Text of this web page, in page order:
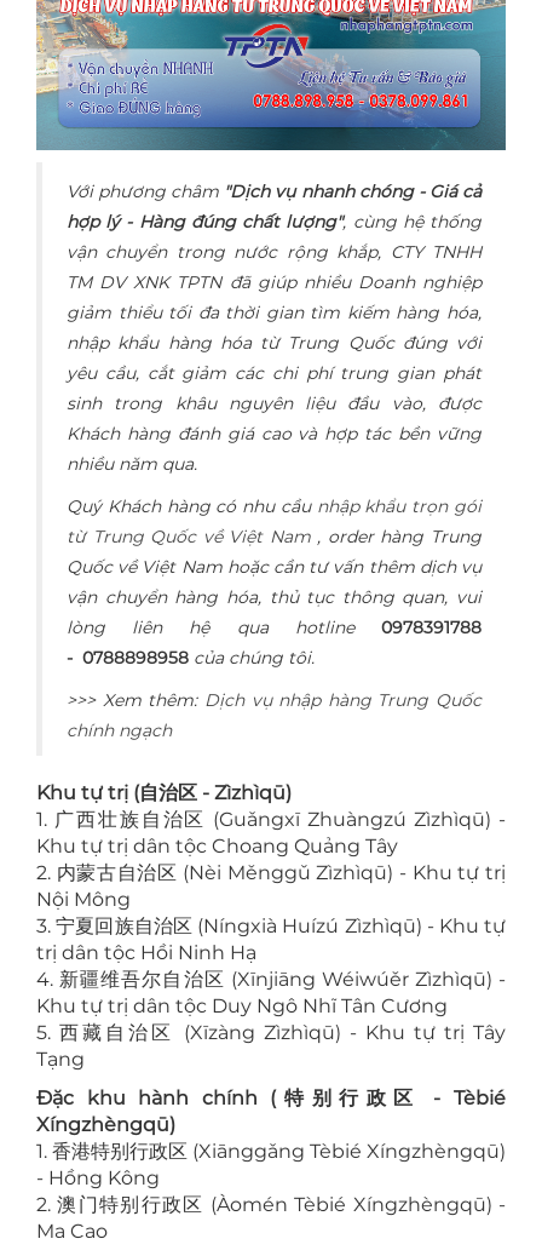
Với phương châm "Dịch vụ nhanh chóng - Giá cả
hợp lý - Hàng đúng chất lượng", cùng hệ thống
vận chuyển trong nước rộng khắp, CTY TNHH
TM DV XNK TPTN đã giúp nhiều Doanh nghiệp
giảm thiểu tối đa thời gian tìm kiếm hàng hóa,
nhập khẩu hàng hóa từ Trung Quốc đúng với
yêu cầu, cắt giảm các chi phí trung gian phát
sinh trong khâu nguyên liệu đầu vào, được
Khách hàng đánh giá cao và hợp tác bền vững
nhiều năm qua.
Quý Khách hàng có nhu cầu nhập khẩu trọn gói
từ Trung Quốc về Việt Nam, order hàng Trung
Quốc về Việt Nam hoặc cần tư vấn thêm dịch vụ
vận chuyển hàng hóa, thủ tục thông quan, vui
lòng liên hệ qua hotline
0978391788
- 0788898958 của chúng tôi.
>>> Xem thêm: Dịch vụ nhập hàng Trung Quốc
chính ngạch
Khu tự trị (自治区 - Zìzhìqū)
1. 广西壮族自治区 (Guǎngxī Zhuàngzú Zìzhìqū) -
Khu tự trị dân tộc Choang Quảng Tây
2. 内蒙古自治区 (Nèi Měnggǔ Zìzhìqū) - Khu tự trị
Nội Mông
3. 宁夏回族自治区 (Níngxià Huízú Zìzhìqū) - Khu tự
trị dân tộc Hồi Ninh Hạ
4. 新疆维吾尔自治区 (Xīnjiāng Wéiwúěr Zìzhìqū) -
Khu tự trị dân tộc Duy Ngô Nhĩ Tân Cương
5. 西藏自治区 (Xīzàng Zìzhìqū) - Khu tự trị Tây
Tạng
Đặc khu hành chính (特别行政区 - Tèbié
Xíngzhèngqū)
1. 香港特别行政区 (Xiānggǎng Tèbié Xíngzhèngqū)
- Hồng Kông
2. 澳门特别行政区 (Àomén Tèbié Xíngzhèngqū) -
Ma Cao